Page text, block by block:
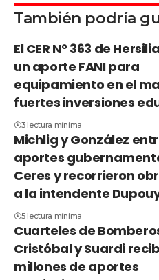
También podría
El CER N° 363 de
un aporte FANI para
equipamiento en el
fuertes inversiones
3 lectura mínima
Michlig y González
aportes
Ceres y recorrieron
a la intendente
5 lectura mínima
Cuarteles de
Cristóbal y Suardi
millones de aportes